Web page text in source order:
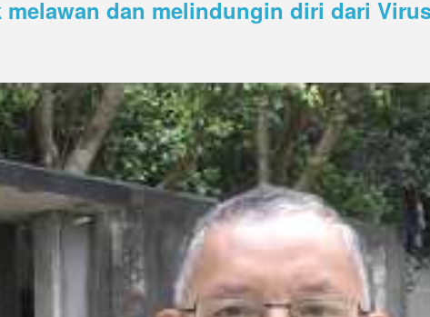
dan melindungin diri dari Virus